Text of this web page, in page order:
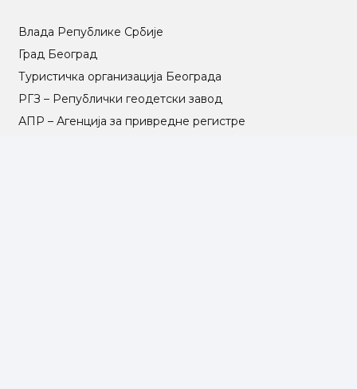
Влада Републике Србије
Град Београд
Туристичка организација Београда
РГЗ – Републички геодетски завод
АПР – Агенција за привредне регистре